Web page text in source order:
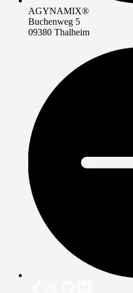
AGYNAMIX®
Buchenweg 5
09380 Thalheim